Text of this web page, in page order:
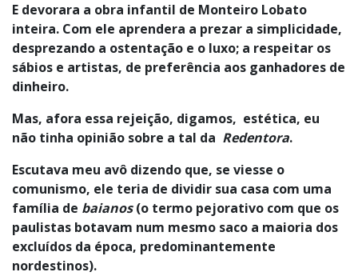
E devorara a obra infantil de Monteiro Lobato
inteira. Com ele aprendera a prezar a simplicidade,
desprezando a ostentação e o luxo; a respeitar os
sábios e artistas, de preferência aos ganhadores de
dinheiro.
Mas, afora essa rejeição, digamos, estética, eu
não tinha opinião sobre a tal da Redentora.
Escutava meu avô dizendo que, se viesse o
comunismo, ele teria de dividir sua casa com uma
família de baianos(o termo pejorativo com que os
paulistas botavam num mesmo saco a maioria dos
excluídos da época, predominantemente
nordestinos).